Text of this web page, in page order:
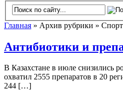
Главная » Архив рубрики » Спорт
Антибиотики и
В Казахстане в июле снизились
охватил 2555 препаратов в 20
244 […]